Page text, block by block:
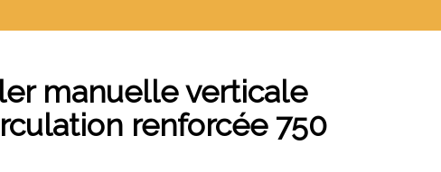
manuelle verticale
renforcée 750